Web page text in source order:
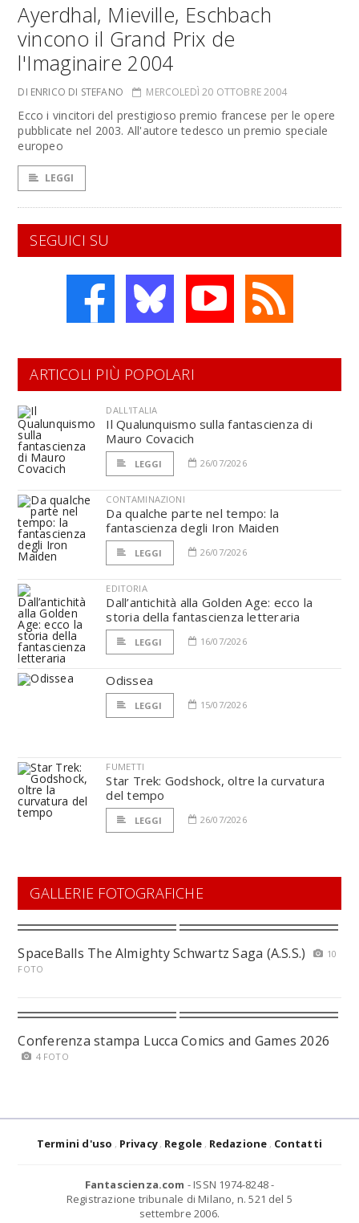
Ayerdhal, Mieville, Eschbach
vincono il Grand Prix de
l'Imaginaire 2004
DI ENRICO DI STEFANO MERCOLEDÌ 20 OTTOBRE 2004
Ecco i vincitori del prestigioso premio francese per le opere
pubblicate nel 2003. All'autore tedesco un premio speciale
europeo
LEGGI
SEGUICI SU
ARTICOLI PIÙ POPOLARI
DALL'ITALIA
Il Qualunquismo sulla fantascienza di
Mauro Covacich
LEGGI 26/07/2026
CONTAMINAZIONI
Da qualche parte nel tempo: la
fantascienza degli Iron Maiden
LEGGI 26/07/2026
EDITORIA
Dall’antichità alla Golden Age: ecco la
storia della fantascienza letteraria
LEGGI 16/07/2026
Odissea
LEGGI 15/07/2026
FUMETTI
Star Trek: Godshock, oltre la curvatura
del tempo
LEGGI 26/07/2026
GALLERIE FOTOGRAFICHE
SpaceBalls The Almighty Schwartz Saga (A.S.S.)
10
FOTO
Conferenza stampa Lucca Comics and Games 2026
4 FOTO
Termini d'uso Privacy Regole Redazione Contatti
Fantascienza.com - ISSN 1974-8248 -
Registrazione tribunale di Milano, n. 521 del 5
settembre 2006.